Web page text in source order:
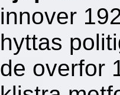
innover
hyttas
de overfor